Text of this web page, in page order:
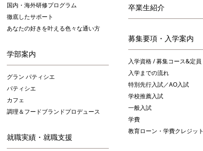
国内・海外研修プログラム
徹底したサポート
あなたの好きを叶える⾊々な通い⽅
学部案内
グラン パティシエ
パティシエ
カフェ
調理＆フードブランドプロデュース
就職実績・就職支援
卒業生紹介
募集要項・入学案内
入学資格 / 募集コース&定員
入学までの流れ
特別先行入試／AO入試
学校推薦入試
一般入試
学費
教育ローン・学費クレジット